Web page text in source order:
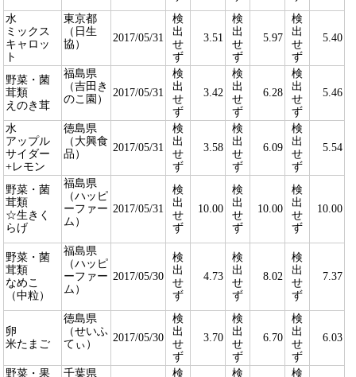
水
ミックス
キャロッ
ト
東京都
（日生
協）
2017/05/31
検
出
せ
ず
3.51
検
出
せ
ず
5.97
検
出
せ
ず
5.40
野菜・菌
茸類
えのき茸
福島県
（吉田き
のこ園）
2017/05/31
検
出
せ
ず
3.42
検
出
せ
ず
6.28
検
出
せ
ず
5.46
水
アップル
サイダー
+レモン
徳島県
（大興食
品）
2017/05/31
検
出
せ
ず
3.58
検
出
せ
ず
6.09
検
出
せ
ず
5.54
野菜・菌
茸類
☆生きく
らげ
福島県
（ハッピ
ーファー
ム）
2017/05/31
検
出
せ
ず
10.00
検
出
せ
ず
10.00
検
出
せ
ず
10.00
野菜・菌
茸類
なめこ
（中粒）
福島県
（ハッピ
ーファー
ム）
2017/05/30
検
出
せ
ず
4.73
検
出
せ
ず
8.02
検
出
せ
ず
7.37
卵
米たまご
徳島県
（せいふ
てぃ）
2017/05/30
検
出
せ
ず
3.70
検
出
せ
ず
6.70
検
出
せ
ず
6.03
野菜・果
千葉県
検
検
検